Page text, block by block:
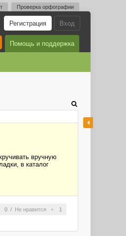
Проверка орфографии
Вход
Регистрация
Помощь и поддержка
вручную
в каталог
0 / Не нравится 1